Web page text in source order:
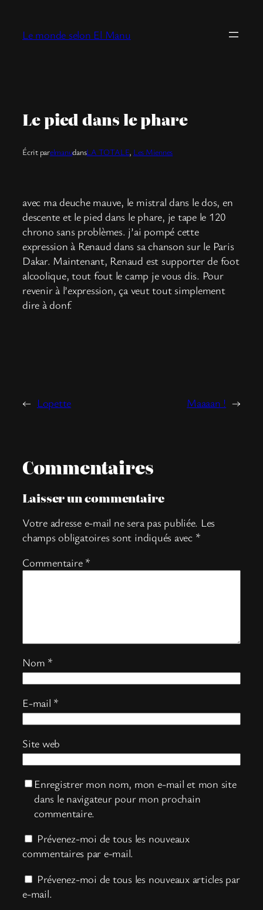
contenu
Le monde selon El Manu
Le pied dans le phare
Écrit parelmanudansLA TOTALE, Les Miennes
avec ma deuche mauve, le mistral dans le dos, en
descente et le pied dans le phare, je tape le 120
chrono sans problèmes. j’ai pompé cette
expression à Renaud dans sa chanson sur le Paris
Dakar. Maintenant, Renaud est supporter de foot
alcoolique, tout fout le camp je vous dis. Pour
revenir à l’expression, ça veut tout simplement
dire à donf.
← Lopette Maaaan ! →
Commentaires
Laisser un commentaire
Votre adresse e-mail ne sera pas publiée. Les
champs obligatoires sont indiqués avec *
Commentaire *
Nom *
E-mail *
Site web
Enregistrer mon nom, mon e-mail et mon site
dans le navigateur pour mon prochain
commentaire.
Prévenez-moi de tous les nouveaux
commentaires par e-mail.
Prévenez-moi de tous les nouveaux articles par
e-mail.